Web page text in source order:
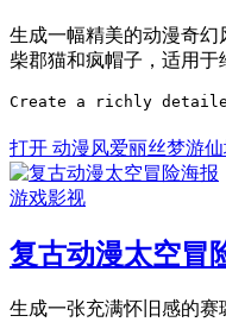
生成一幅精美的动漫奇幻
柴郡猫和疯帽子，适用于
Create a richly
打开 动漫风爱丽丝梦游
游戏影视
复古动漫太空冒
生成一张充满怀旧感的